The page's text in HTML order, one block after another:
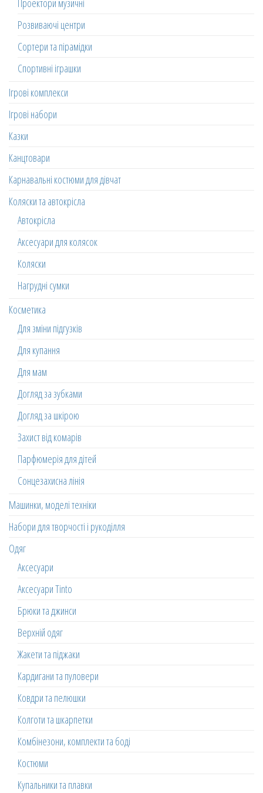
Проектори музичні
Розвиваючі центри
Сортери та пірамідки
Спортивні іграшки
Ігрові комплекси
Ігрові набори
Казки
Канцтовари
Карнавальні костюми для дівчат
Коляски та автокрісла
Автокрісла
Аксесуари для колясок
Коляски
Нагрудні сумки
Косметика
Для зміни підгузків
Для купання
Для мам
Догляд за зубками
Догляд за шкірою
Захист від комарів
Парфюмерія для дітей
Сонцезахисна лінія
Машинки, моделі техніки
Набори для творчості і рукоділля
Одяг
Аксесуари
Аксесуари Tinto
Брюки та джинси
Верхній одяг
Жакети та піджаки
Кардигани та пуловери
Ковдри та пелюшки
Колготи та шкарпетки
Комбінезони, комплекти та боді
Костюми
Купальники та плавки